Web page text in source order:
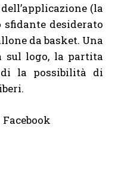
(la
desiderato
da basket. Una
sul logo, la partita
la possibilità di